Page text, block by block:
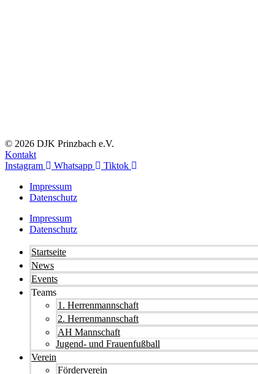
© 2026 DJK Prinzbach e.V.
Kontakt
Instagram
Whatsapp
Tiktok
Impressum
Datenschutz
Impressum
Datenschutz
Startseite
News
Events
Teams
1. Herrenmannschaft
2. Herrenmannschaft
AH Mannschaft
Jugend- und Frauenfußball
Verein
Förderverein